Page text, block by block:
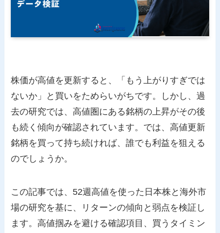
株価が高値を更新すると、「もう上がりすぎでは
ないか」と買いをためらいがちです。しかし、過
去の研究では、高値圏にある銘柄の上昇がその後
も続く傾向が確認されています。では、高値更新
銘柄を買って持ち続ければ、誰でも利益を狙える
のでしょうか。
この記事では、52週高値を使った日本株と海外市
場の研究を基に、リターンの傾向と弱点を検証し
ます。高値掴みを避ける確認項目、買うタイミン